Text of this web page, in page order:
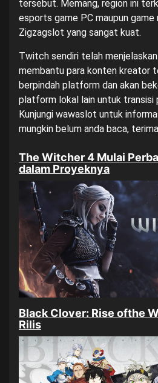
tersebut. Memang, region ini
esports game PC maupun game
Zigzagslot yang sangat kuat.
Twitch sendiri telah
membantu para konten kreator
berpindah platform dan akan
platform lokal lain untuk transisi
Kunjungi wawaslot untuk
mungkin belum anda baca,
The Witcher 4 Mulai
dalam Proyeknya
Black Clover: Rise ofthe
Rilis